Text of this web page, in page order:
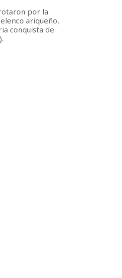
por la
ariqueño,
conquista de